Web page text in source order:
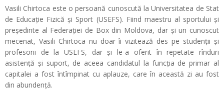
Vasili Chirtoca este o persoană cunoscută la Universitatea de Stat
de Educație Fizică și Sport (USEFS). Fiind maestru al sportului și
președinte al Federației de Box din Moldova, dar și un cunoscut
mecenat, Vasili Chirtoca nu doar îi vizitează des pe studenții și
profesorii de la USEFS, dar și le-a oferit în repetate rînduri
asistență și suport, de aceea candidatul la funcția de primar al
capitalei a fost întîmpinat cu aplauze, care în această zi au fost
din abundență.